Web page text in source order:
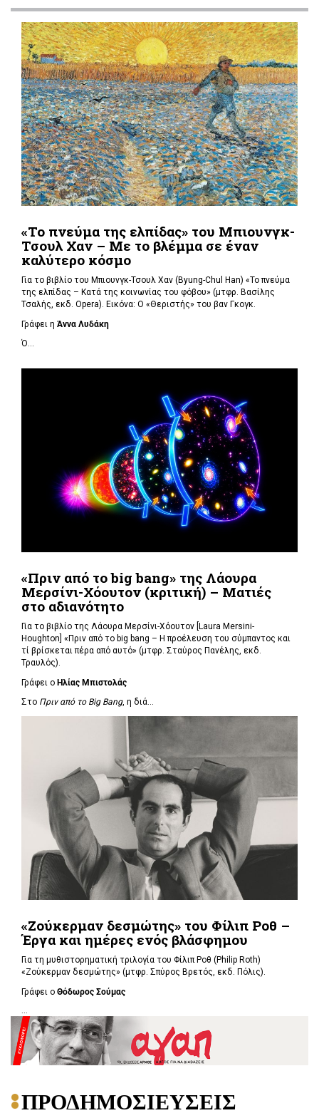
«Το πνεύμα της ελπίδας» του Μπιουνγκ-
Τσουλ Χαν – Με το βλέμμα σε έναν
καλύτερο κόσμο
Για το βιβλίο του Μπιουνγκ-Τσουλ Χαν (Byung-Chul Han) «Το πνεύμα
της ελπίδας – Κατά της κοινωνίας του φόβου» (μτφρ. Βασίλης
Τσαλής, εκδ. Opera). Εικόνα: Ο «Θεριστής» του βαν Γκογκ.
Γράφει η Άννα Λυδάκη
Ό...
«Πριν από το big bang» της Λάουρα
Μερσίνι-Χόουτον (κριτική) – Ματιές
στο αδιανότητο
Για το βιβλίο της Λάουρα Μερσίνι-Χόουτον [Laura Mersini-
Houghton] «Πριν από το big bang – Η προέλευση του σύμπαντος και
τί βρίσκεται πέρα από αυτό» (μτφρ. Σταύρος Πανέλης, εκδ.
Τραυλός).
Γράφει ο Ηλίας Μπιστολάς
Στο Πριν από το Big Bang, η διά...
«Ζούκερμαν δεσμώτης» του Φίλιπ Ροθ –
Έργα και ημέρες ενός βλάσφημου
Για τη μυθιστορηματική τριλογία του Φίλιπ Ροθ (Philip Roth)
«Ζούκερμαν δεσμώτης» (μτφρ. Σπύρος Βρετός, εκδ. Πόλις).
Γράφει ο Θόδωρος Σούμας
...
ΠΡΟΔΗΜΟΣΙΕΥΣΕΙΣ